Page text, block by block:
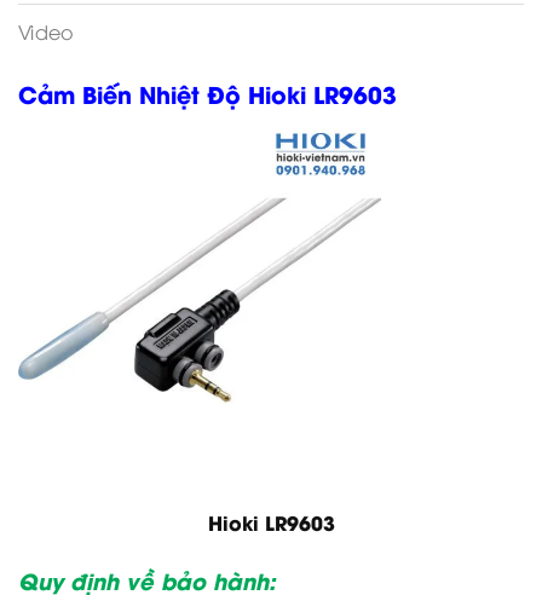
Video
Cảm Biến Nhiệt Độ Hioki LR9603
Hioki LR9603
Quy định về bảo hành: